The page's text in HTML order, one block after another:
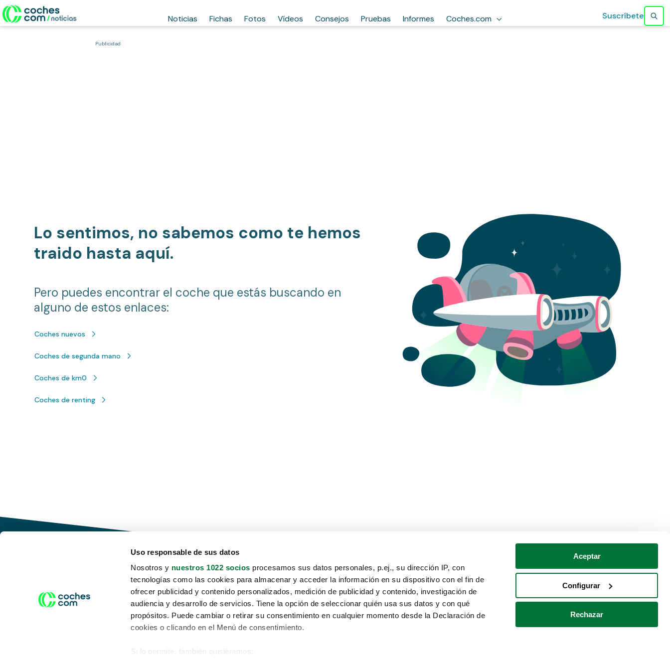
Uso responsable de sus datos
Nosotros y nuestros 1022 socios procesamos sus datos personales, p.ej., su dirección IP, con
tecnologías como las cookies para almacenar y acceder la información en su dispositivo con el fin de
ofrecer publicidad y contenido personalizados, medición de publicidad y contenido, investigación de
audiencia y desarrollo de servicios. Tiene la opción de seleccionar quién usa sus datos y con qué
propósitos. Puede cambiar o retirar su consentimiento en cualquier momento desde la Declaración de
cookies o clicando en el Menú de consentimiento.
Si lo permite, también quisiéramos:
Aceptar
Configurar
Rechazar
Noticias Fichas Fotos Vídeos Consejos Pruebas Informes Coches.com Suscríbete
Publicidad
Lo sentimos, no sabemos como te hemos
traido hasta aquí.
Pero puedes encontrar el coche que estás buscando en
alguno de estos enlaces:
Coches nuevos
Coches de segunda mano
Coches de km0
Coches de renting
Conduce tu futuro,
desata tu movilidad